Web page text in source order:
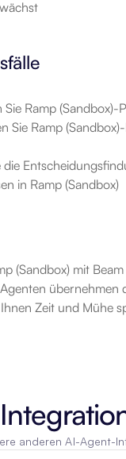
Ramp (Sandbox)-
Sie Ramp
die
in Ramp (Sandbox)
(Sandbox) mit
übernehmen
Zeit und Mühe
anderen AI-Agent-